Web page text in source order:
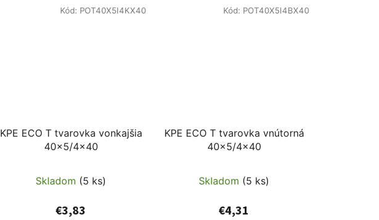
KPE ECO T tvarovka vonkajšia
40x5/4x40
Skladom (5 ks)
€3,83
Kód: POT40X5I4KX40
KPE ECO T tvarovka vnútorná
40x5/4x40
Skladom (5 ks)
€4,31
Kód: POT40X5I4BX40